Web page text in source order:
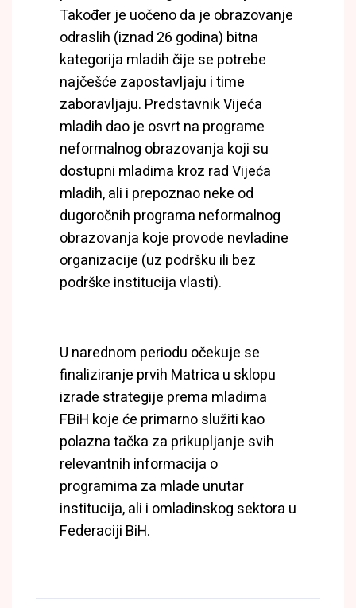
Također je uočeno da je obrazovanje
odraslih (iznad 26 godina) bitna
kategorija mladih čije se potrebe
najčešće zapostavljaju i time
zaboravljaju. Predstavnik Vijeća
mladih dao je osvrt na programe
neformalnog obrazovanja koji su
dostupni mladima kroz rad Vijeća
mladih, ali i prepoznao neke od
dugoročnih programa neformalnog
obrazovanja koje provode nevladine
organizacije (uz podršku ili bez
podrške institucija vlasti).
U narednom periodu očekuje se
finaliziranje prvih Matrica u sklopu
izrade strategije prema mladima
FBiH koje će primarno služiti kao
polazna tačka za prikupljanje svih
relevantnih informacija o
programima za mlade unutar
institucija, ali i omladinskog sektora u
Federaciji BiH.